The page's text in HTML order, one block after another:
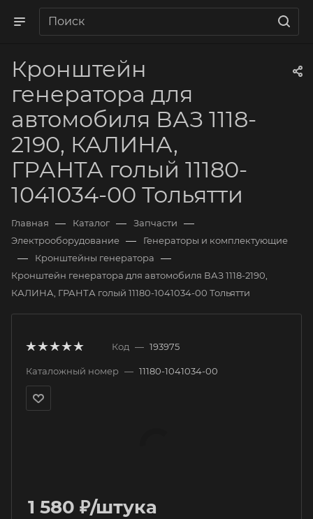
Кронштейн
генератора для
автомобиля ВАЗ 1118-
2190, КАЛИНА,
ГРАНТА голый 11180-
1041034-00 Тольятти
Главная — Каталог — Запчасти —
Электрооборудование — Генераторы и комплектующие
— Кронштейны генератора —
Кронштейн генератора для автомобиля ВАЗ 1118-2190,
КАЛИНА, ГРАНТА голый 11180-1041034-00 Тольятти
Код — 193975
Каталожный номер — 11180-1041034-00
1 580 ₽/штука